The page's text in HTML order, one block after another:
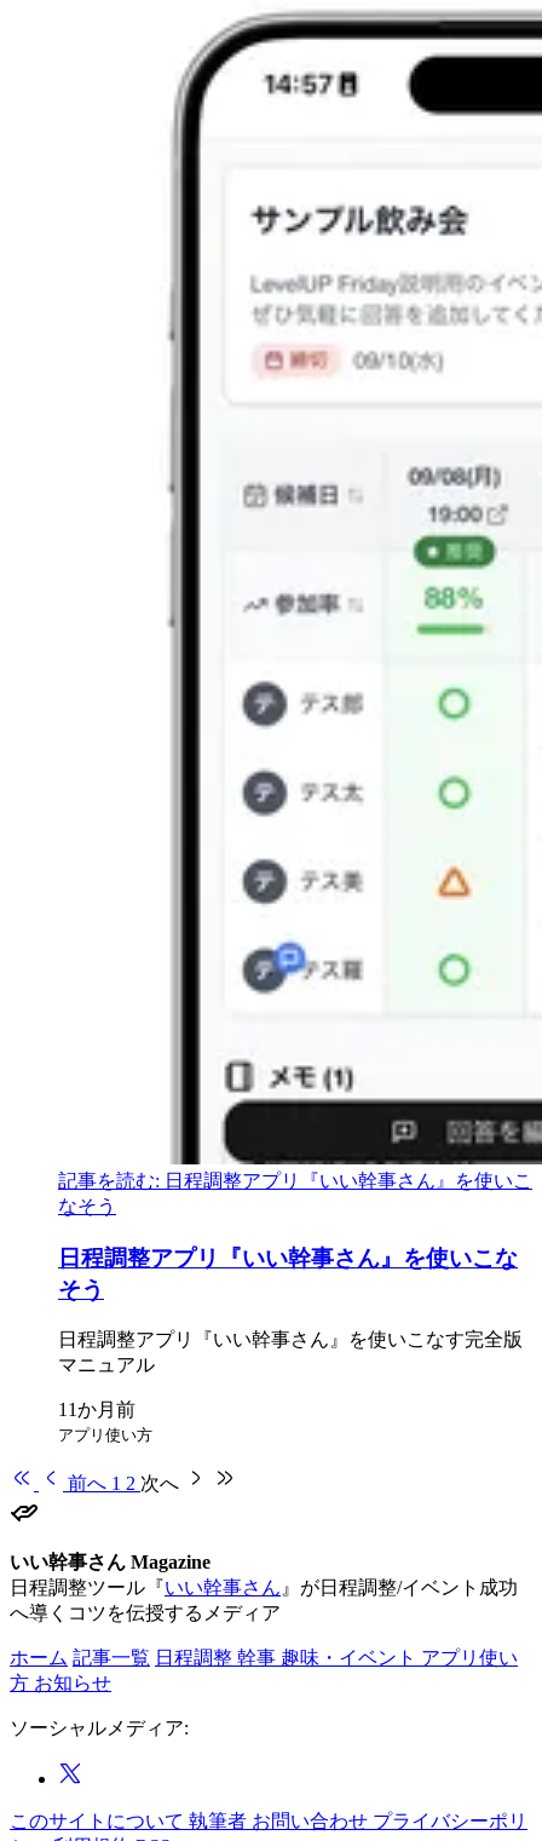
記事を読む: 日程調整アプリ『いい幹事さん』を使いこ
なそう
日程調整アプリ『いい幹事さん』を使いこな
そう
日程調整アプリ『いい幹事さん』を使いこなす完全版
マニュアル
アプリ使い方
前へ 1 2 次へ
いい幹事さん Magazine
日程調整ツール『いい幹事さん 』が日程調整/イベント成功
へ導くコツを伝授するメディア
ホーム 記事一覧 日程調整 幹事 趣味・イベント アプリ使い
方 お知らせ
ソーシャルメディア:
このサイトについて 執筆者 お問い合わせ プライバシーポリ